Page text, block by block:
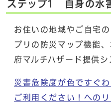
ステップ1 自身の水
お住いの地域やご自宅
プリの防災マップ機能
府マルチハザード提供
災害危険度が色ですぐ
ご利用ください！へのリ